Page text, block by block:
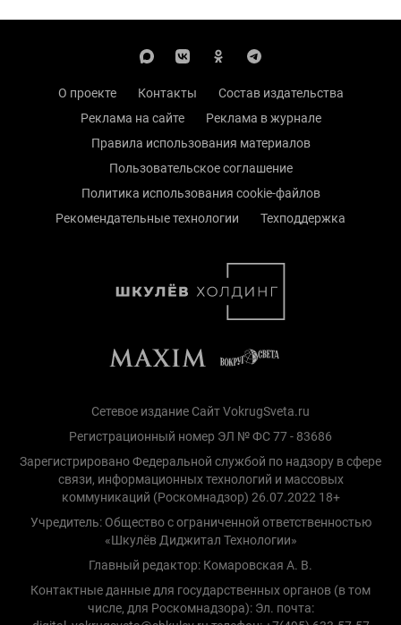
О проекте Контакты
Состав издательства
Реклама на сайте
Реклама в журнале
Правила использования материалов
Пользовательское соглашение
Политика использования cookie-файлов
Рекомендательные технологии
Техподдержка
Сетевое издание Сайт VokrugSveta.ru
Регистрационный номер ЭЛ № ФС 77 - 83686
Зарегистрировано Федеральной службой по надзору в сфере
связи, информационных технологий и массовых
коммуникаций (Роскомнадзор) 26.07.2022 18+
Учредитель: Общество с ограниченной ответственностью
«Шкулёв Диджитал Технологии»
Главный редактор: Комаровская А. В.
Контактные данные для государственных органов (в том
числе, для Роскомнадзора): Эл. почта: